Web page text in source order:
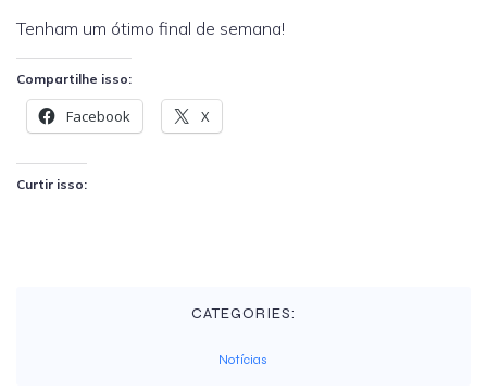
Tenham um ótimo final de semana!
Compartilhe isso:
Facebook X
Curtir isso:
CATEGORIES:
Notícias